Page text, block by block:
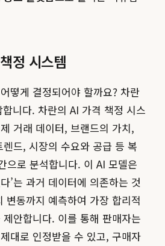
정 시스템
떻게 결정되어야 할까요? 차란
니다. 차란의 AI 가격 책정 시스
거래 데이터, 브랜드의 가치,
드, 시장의 수요와 공급 등 복
으로 분석합니다. 이 AI 모델은
’는 과거 데이터에 의존하는 것
변동까지 예측하여 가장 합리적
안합니다. 이를 통해 판매자는
대로 인정받을 수 있고, 구매자